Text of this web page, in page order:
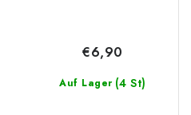
Auf Lager (4 St)
€6,90